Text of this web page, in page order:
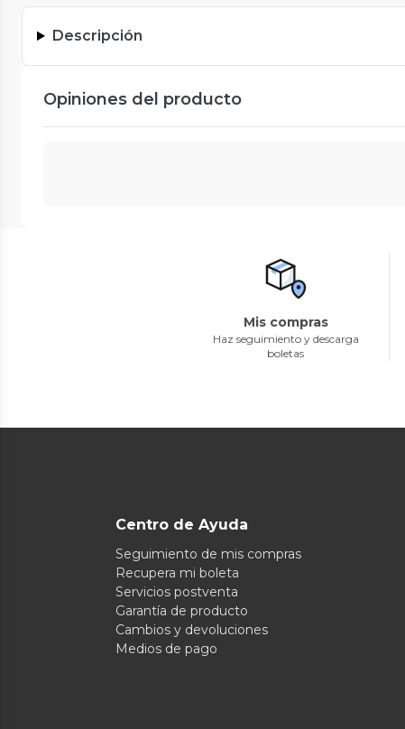
Descripción
Opiniones del producto
Mis compras
Haz seguimiento y descarga
boletas
Centro de Ayuda
Seguimiento de mis compras
Recupera mi boleta
Servicios postventa
Garantía de producto
Cambios y devoluciones
Medios de pago